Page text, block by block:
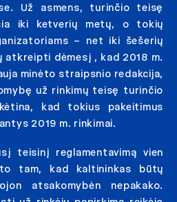
Už asmens, turinčio teisę
iki ketverių metų, o tokių
– net iki šešerių
atkreipti dėmesį , kad 2018 m.
minėto straipsnio redakcija,
už rinkimų teisę turinčio
kad tokius pakeitimus
2019 m. rinkimai.
teisinį reglamentavimą vien
tam, kad kaltininkas būtų
atsakomybėn nepakako.